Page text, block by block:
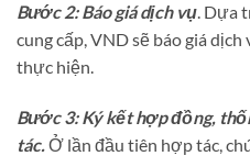
Bước 2: Báo giá dịch vụ. Dựa
cung cấp, VND sẽ báo giá
thực hiện.
Bước 3: Ký kết hợp đồng,
tác.Ở lần đầu tiên hợp tác,